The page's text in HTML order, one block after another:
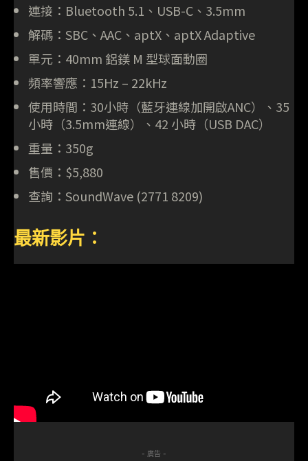
連接：Bluetooth 5.1、USB-C、3.5mm
解碼：SBC、AAC、aptX、aptX Adaptive
單元：40mm 鋁鎂 M 型球面動圈
頻率響應：15Hz – 22kHz
使用時間：30小時（藍牙連線加開啟ANC）、35
小時（3.5mm連線）、42 小時（USB DAC）
重量：350g
售價：$5,880
查詢：SoundWave (2771 8209)
最新影片：
- 廣告 -